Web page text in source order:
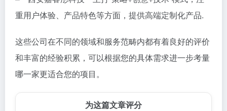
重用户体验、产品特色等方面，提供高端定制化产品.
这些公司在不同的领域和服务范畴内都有着良好的评价
和丰富的经验积累，可以根据您的具体需求进一步考量
哪一家更适合您的项目。
为这篇文章评分